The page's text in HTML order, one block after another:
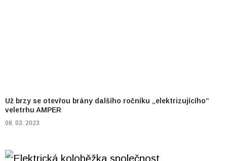
Už brzy se otevřou brány dalšího ročníku „elektrizujícího“
veletrhu AMPER
08. 03. 2023